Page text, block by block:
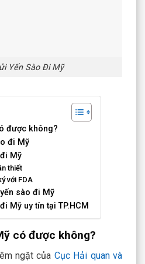
Yến Sào Đi Mỹ
được không?
đi Mỹ
Mỹ
thiết
với FDA
sào đi Mỹ
Mỹ uy tín tại TP.HCM
có được không?
ngặt của Cục Hải quan và